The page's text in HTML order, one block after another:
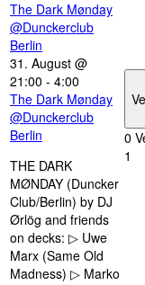
The Dark Mønday
@Dunckerclub
Berlin
31. August @
21:00 - 4:00
The Dark Mønday
@Dunckerclub
Berlin
THE DARK
MØNDAY (Duncker
Club/Berlin) by DJ
Ørlög and friends
on decks: ▷ Uwe
Marx (Same Old
Madness) ▷ Marko
0
1